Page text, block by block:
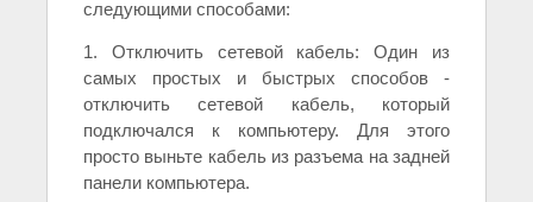
следующими способами:
1. Отключить сетевой кабель: Один из
самых простых и быстрых способов -
отключить сетевой кабель, который
подключался к компьютеру. Для этого
просто выньте кабель из разъема на задней
панели компьютера.